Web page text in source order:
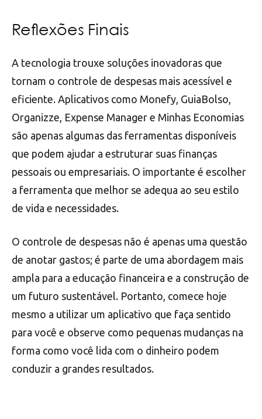
Reflexões Finais
A tecnologia trouxe soluções inovadoras que
tornam o controle de despesas mais acessível e
eficiente. Aplicativos como Monefy, GuiaBolso,
Organizze, Expense Manager e Minhas Economias
são apenas algumas das ferramentas disponíveis
que podem ajudar a estruturar suas finanças
pessoais ou empresariais. O importante é escolher
a ferramenta que melhor se adequa ao seu estilo
de vida e necessidades.
O controle de despesas não é apenas uma questão
de anotar gastos; é parte de uma abordagem mais
ampla para a educação financeira e a construção de
um futuro sustentável. Portanto, comece hoje
mesmo a utilizar um aplicativo que faça sentido
para você e observe como pequenas mudanças na
forma como você lida com o dinheiro podem
conduzir a grandes resultados.